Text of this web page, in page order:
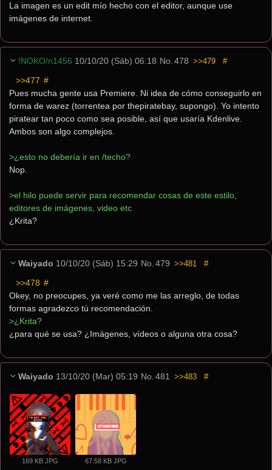
La imagen es un edit mío hecho con el editor, aunque use
imágenes de internet.
!NOKO/n1456 10/10/20 (Sáb) 06:18 No. 478 >>479 #
>>477 #
Pues mucha gente usa Premiere. Ni idea de cómo conseguirlo en
forma de warez (torrentea por thepiratebay, supongo). Yo intento
piratear tan poco como sea posible, así que usaría Kdenlive.
Ambos son algo complejos.
>¿esto no debería ir en /techo?
Nop.
>el hilo puede servir para recomendar cosas de este estilo,
editores de imágenes, video etc
¿Krita?
Waiyado 10/10/20 (Sáb) 15:29 No. 479 >>481 #
>>478 #
Okey, no preocupes, ya veré como me las arreglo, de todas
formas agradezco tú recomendación.
>¿Krita?
¿para qué se usa? ¿Imágenes, vídeos o alguna otra cosa?
Waiyado 13/10/20 (Mar) 05:19 No. 481 >>483 #
169 KB JPG 67.58 KB JPG